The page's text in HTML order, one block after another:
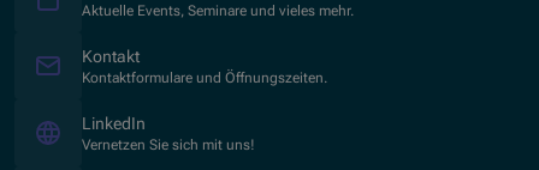
Aktuelle Events, Seminare und vieles mehr.
Kontakt
Kontaktformulare und Öffnungszeiten.
LinkedIn
Vernetzen Sie sich mit uns!